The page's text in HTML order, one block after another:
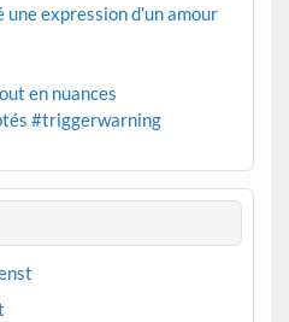
expression d'un amour
en nuances
#triggerwarning